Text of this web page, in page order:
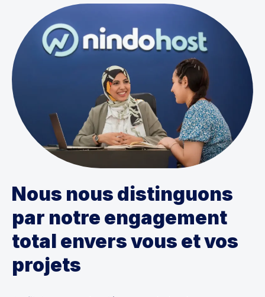
Nous nous distinguons
par notre engagement
total envers vous et vos
projets